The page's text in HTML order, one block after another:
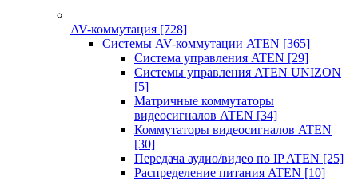
AV-коммутация [728]
Системы AV-коммутации ATEN [365]
Система управления ATEN [29]
Системы управления ATEN UNIZON
[5]
Матричные коммутаторы
видеосигналов ATEN [34]
Коммутаторы видеосигналов ATEN
[30]
Передача аудио/видео по IP ATEN [25]
Распределение питания ATEN [10]